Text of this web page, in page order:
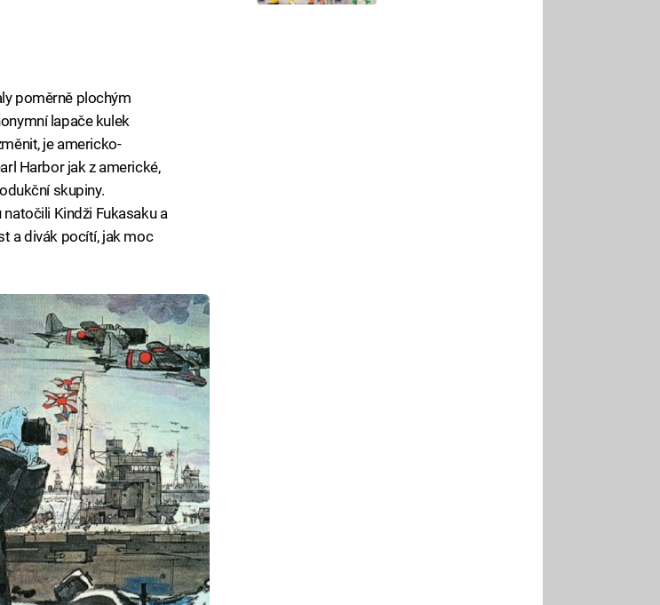
poměrně plochým
lapače kulek
je americko-
Harbor jak z americké,
skupiny.
Kindži Fukasaku a
a divák pocítí, jak moc